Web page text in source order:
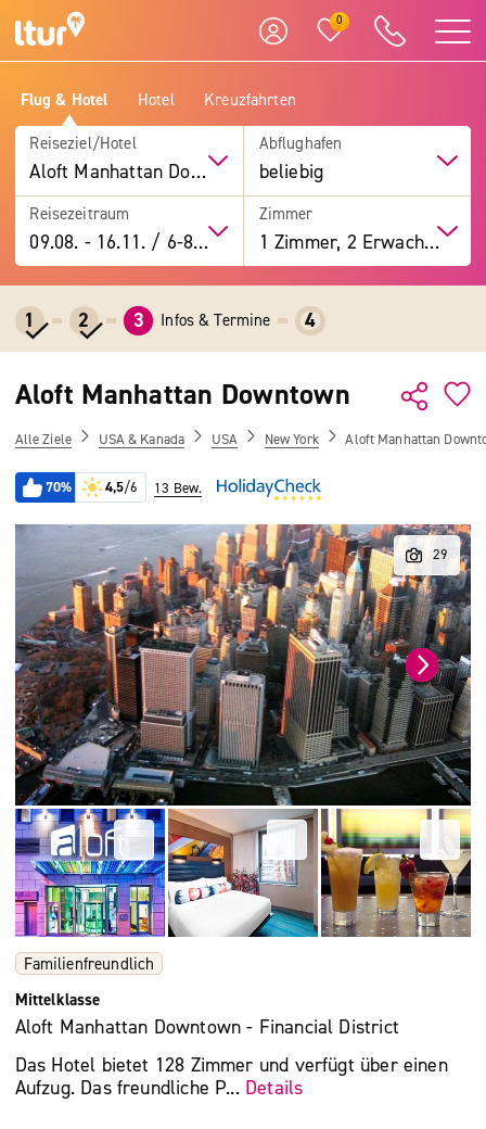
0
Flug & Hotel Hotel Kreuzfahrten
Reiseziel/Hotel
Aloft Manhattan Downtown
Abflughafen
beliebig
Reisezeitraum
09.08. -16.11. / 6-8 Tage
Zimmer
1 Zimmer, 2 Erwachsene
1 2 3 Infos & Termine 4
Aloft Manhattan Downtown
Alle Ziele USA & Kanada USA New York Aloft Manhattan
70% 4,5/6 13 Bew.
Familienfreundlich
Mittelklasse
Aloft Manhattan Downtown - Financial District
Das Hotel bietet 128 Zimmer und verfügt über einen
Aufzug. Das freundliche P... Details